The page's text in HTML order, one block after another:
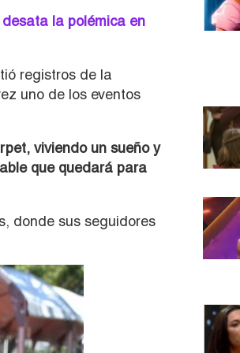
la polémica en
registros de la
uno de los eventos
viviendo un sueño y
que quedará para
donde sus seguidores